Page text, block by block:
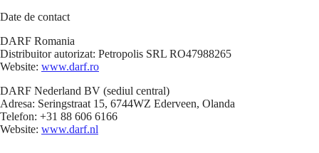
Date de contact
DARF Romania
Distribuitor autorizat: Petropolis SRL RO47988265
Website: www.darf.ro
DARF Nederland BV (sediul central)
Adresa: Seringstraat 15, 6744WZ Ederveen, Olanda
Telefon: +31 88 606 6166
Website: www.darf.nl